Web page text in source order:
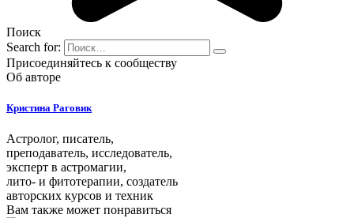
Поиск
Search for:
Присоединяйтесь к сообществу
Об авторе
Кристина Раговик
Астролог, писатель,
преподаватель, исследователь,
эксперт в астромагии,
лито- и фитотерапии, создатель
авторских курсов и техник
Вам также может понравиться